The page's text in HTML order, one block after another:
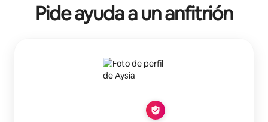
Pide ayuda a un anfitrión